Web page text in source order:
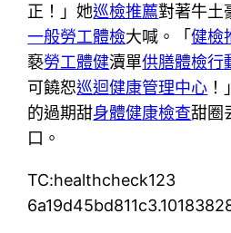
正！」她巡檢推薦對著牛土
一般勞工體檢大喊。「健檢
褻勞工體健瀆單供膳體檢行
可饒恕巡迴健康管理中心
的過期甜身體健康檢查甜圈
口。
TC:healthcheck123